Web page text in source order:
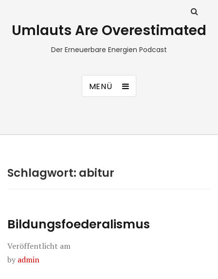
Umlauts Are Overestimated
Der Erneuerbare Energien Podcast
MENÜ
Schlagwort: abitur
Bildungsfoederalismus
Veröffentlicht am
by admin